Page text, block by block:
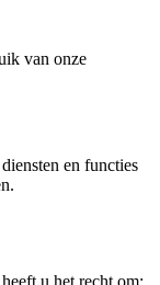
van onze
en functies